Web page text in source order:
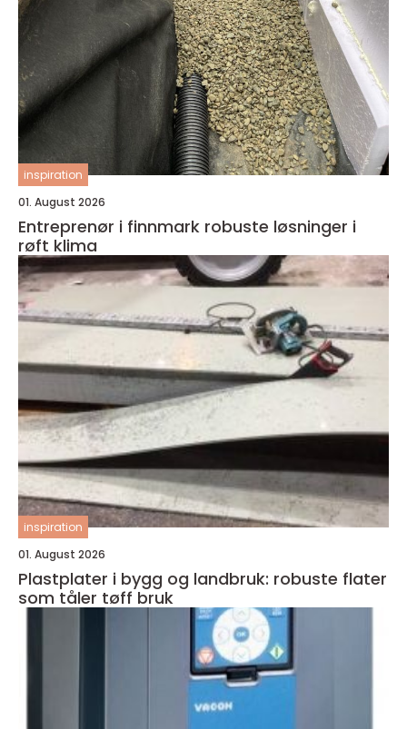
inspiration
01. August 2026
Entreprenør i finnmark robuste løsninger i
røft klima
inspiration
01. August 2026
Plastplater i bygg og landbruk: robuste flater
som tåler tøff bruk